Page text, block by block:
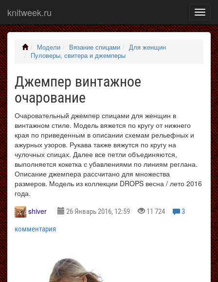
меню
knitweek.ru
Модели Вязание спицами
Для женщин
Пуловеры, свитера и джемперы
Джемпер винтажное
очарование
Очаровательный джемпер спицами для женщин в
винтажном стиле. Модель вяжется по кругу от нижнего
края по приведенным в описании схемам рельефных и
ажурных узоров. Рукава также вяжутся по кругу на
чулочных спицах. Далее все петли объединяются,
выполняется кокетка с убавлениями по линиям реглана.
Описание джемпера рассчитано для множества
размеров. Модель из коллекции DROPS весна / лето 2016
года.
shiver
26 Январь 2016, 12:59 11 724
3
комментария